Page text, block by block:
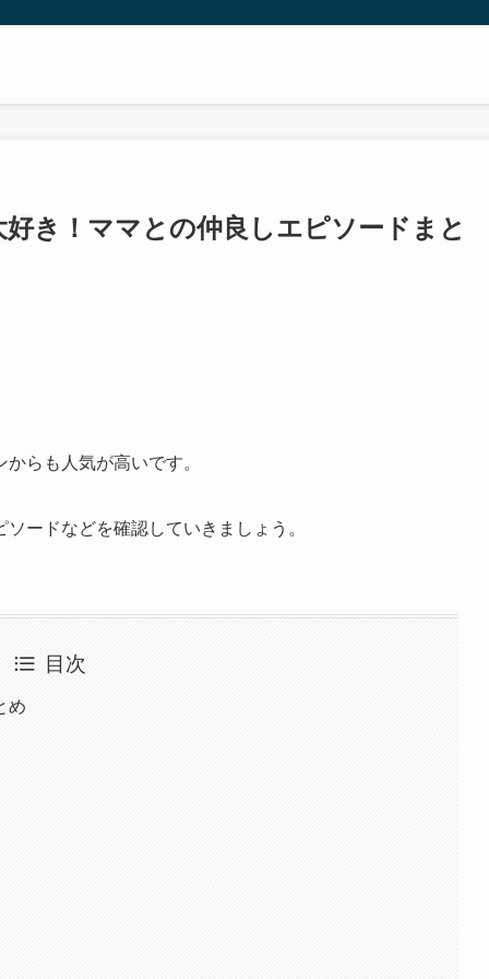
き！ママとの仲良しエピソードまと
らも人気が高いです。
ードなどを確認していきましょう。
目次
め